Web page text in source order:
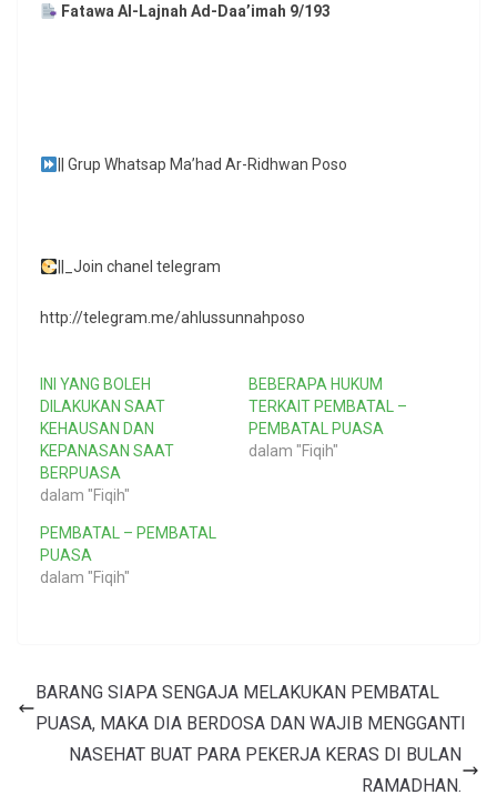
Fatawa Al-Lajnah Ad-Daa’imah 9/193
|| Grup Whatsap Ma’had Ar-Ridhwan Poso
||_Join chanel telegram
http://telegram.me/ahlussunnahposo
INI YANG BOLEH
DILAKUKAN SAAT
KEHAUSAN DAN
KEPANASAN SAAT
BERPUASA
dalam "Fiqih"
BEBERAPA HUKUM
TERKAIT PEMBATAL –
PEMBATAL PUASA
dalam "Fiqih"
PEMBATAL – PEMBATAL
PUASA
dalam "Fiqih"
BARANG SIAPA SENGAJA MELAKUKAN PEMBATAL
PUASA, MAKA DIA BERDOSA DAN WAJIB MENGGANTI
NASEHAT BUAT PARA PEKERJA KERAS DI BULAN
RAMADHAN.